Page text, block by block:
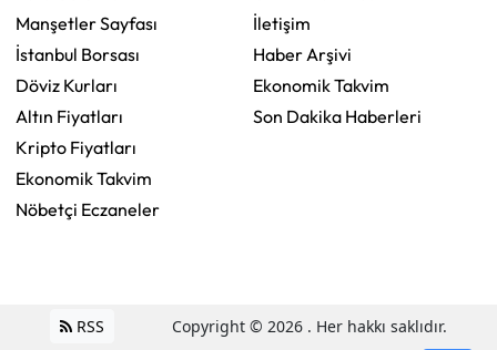
Manşetler Sayfası
İstanbul Borsası
Döviz Kurları
Altın Fiyatları
Kripto Fiyatları
Ekonomik Takvim
Nöbetçi Eczaneler
İletişim
Haber Arşivi
Ekonomik Takvim
Son Dakika Haberleri
RSS Copyright © 2026 . Her hakkı saklıdır.